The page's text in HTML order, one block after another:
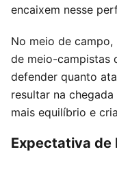
encaixem nesse
No meio de campo,
de meio-campistas
defender quanto
resultar na
mais equilíbrio e
Expectativa de